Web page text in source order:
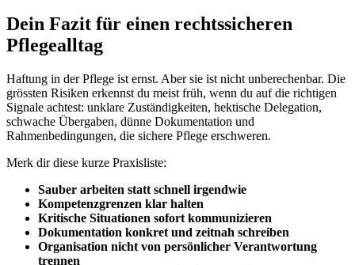
Dein Fazit für einen rechtssicheren
Pflegealltag
Haftung in der Pflege ist ernst. Aber sie ist nicht unberechenbar. Die
grössten Risiken erkennst du meist früh, wenn du auf die richtigen
Signale achtest: unklare Zuständigkeiten, hektische Delegation,
schwache Übergaben, dünne Dokumentation und
Rahmenbedingungen, die sichere Pflege erschweren.
Merk dir diese kurze Praxisliste:
Sauber arbeiten statt schnell irgendwie
Kompetenzgrenzen klar halten
Kritische Situationen sofort kommunizieren
Dokumentation konkret und zeitnah schreiben
Organisation nicht von persönlicher Verantwortung
trennen